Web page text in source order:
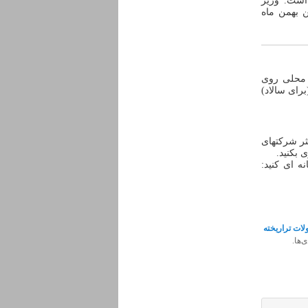
بهمن ماه
محلی روی
سالاد)
شرکتهای
بکنید.
ای کنید:
تراریخته